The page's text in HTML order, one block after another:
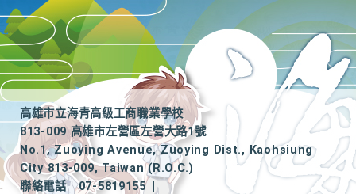
高雄市立海青高級工商職業學校
813-009 高雄市左營區左營大路1號
No.1, Zuoying Avenue, Zuoying Dist., Kaohsiung
City 813-009, Taiwan (R.O.C.)
聯絡電話
07-5819155
|